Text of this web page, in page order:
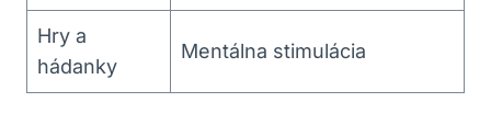
Hry a
hádanky
Mentálna stimulácia